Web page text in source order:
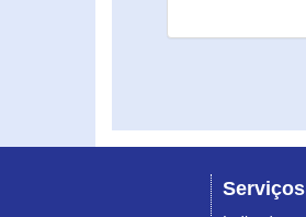
Serviços